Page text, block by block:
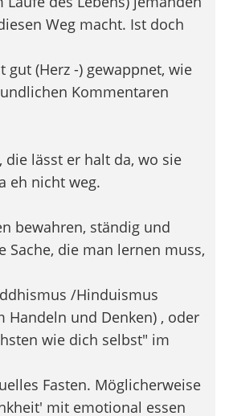
Weg macht. Ist doch
gut (Herz -) gewappnet, wie
Kommentaren
die lässt er halt da, wo sie
eh nicht weg.
bewahren, ständig und
Sache, die man lernen muss,
/Hinduismus
Handeln und Denken) , oder
wie dich selbst" im
Fasten. Möglicherweise
mit emotional essen